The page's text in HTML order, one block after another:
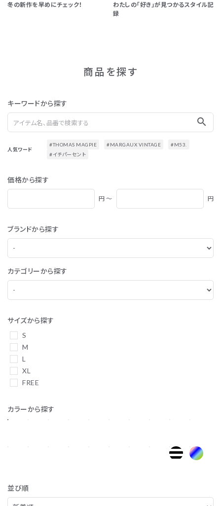
冬の新作を早めにチェック！
わたしの「好き」が見つかるスタイル記
録
商品を探す
キーワードから探す
search
人気ワード
#THOMAS MAGPIE #MARGAUX VINTAGE
#M53.
#イチパーセント
価格から探す
円 ～ 円
ブランドから探す
カテゴリーから探す
サイズから探す
S
M
L
XL
FREE
カラーから探す
並び順